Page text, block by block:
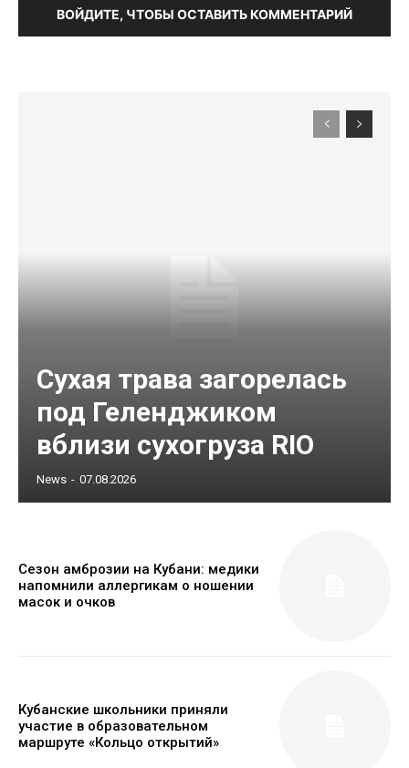
ВОЙДИТЕ, ЧТОБЫ ОСТАВИТЬ КОММЕНТАРИЙ
Сухая трава загорелась
под Геленджиком
вблизи сухогруза RIO
News - 07.08.2026
Сезон амброзии на Кубани: медики
напомнили аллергикам о ношении
масок и очков
Кубанские школьники приняли
участие в образовательном
маршруте «Кольцо открытий»